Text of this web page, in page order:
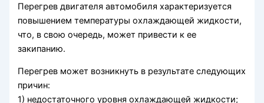
Перегрев двигателя автомобиля характеризуется
повышением температуры охлаждающей жидкости,
что, в свою очередь, может привести к ее
закипанию.
Перегрев может возникнуть в результате следующих
причин:
1) недостаточного уровня охлаждающей жидкости;